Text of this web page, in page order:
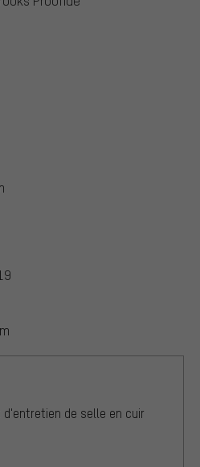
d'entretien de selle en cuir